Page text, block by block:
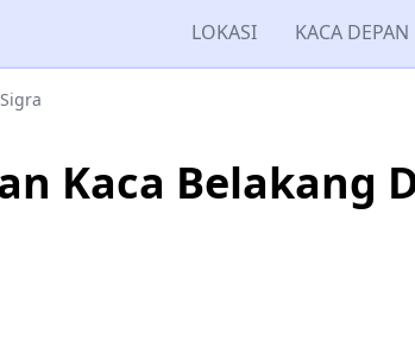
LOKASI KACA
Sigra
Kaca Belakang